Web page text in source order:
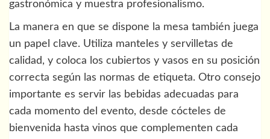
gastronómica y muestra profesionalismo.
La manera en que se dispone la mesa también juega
un papel clave. Utiliza manteles y servilletas de
calidad, y coloca los cubiertos y vasos en su posición
correcta según las normas de etiqueta. Otro consejo
importante es servir las bebidas adecuadas para
cada momento del evento, desde cócteles de
bienvenida hasta vinos que complementen cada